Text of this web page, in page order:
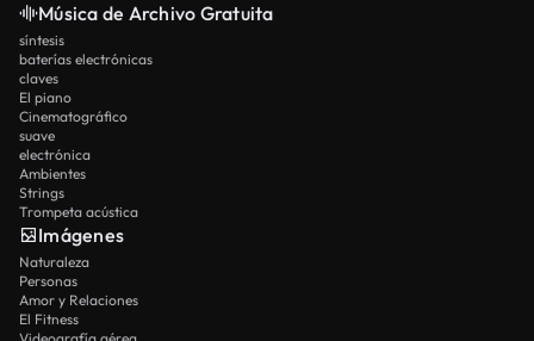
Música de Archivo Gratuita
síntesis
baterías electrónicas
claves
El piano
Cinematográfico
suave
electrónica
Ambientes
Strings
Trompeta acústica
Imágenes
Naturaleza
Personas
Amor y Relaciones
El Fitness